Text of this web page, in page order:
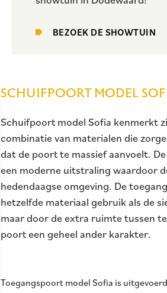
BEZOEK DE SHOWTUIN
SCHUIFPOORT MODEL
Schuifpoort model Sofia kenmerkt
combinatie van materialen die
dat de poort te massief aanvoelt.
een moderne uitstraling waardoor
hedendaagse omgeving. De
hetzelfde materiaal gebruik als de
maar door de extra ruimte tussen
poort een geheel ander karakter.
Toegangspoort model Sofia is